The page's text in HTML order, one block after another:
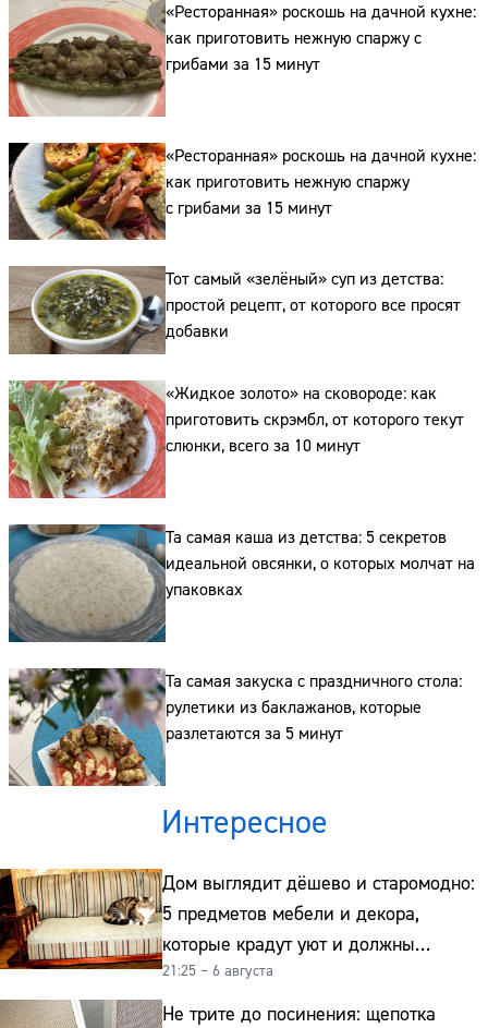
«Ресторанная» роскошь на дачной кухне:
как приготовить нежную спаржу с
грибами за 15 минут
«Ресторанная» роскошь на дачной кухне:
как приготовить нежную спаржу
с грибами за 15 минут
Тот самый «зелёный» суп из детства:
простой рецепт, от которого все просят
добавки
«Жидкое золото» на сковороде: как
приготовить скрэмбл, от которого текут
слюнки, всего за 10 минут
Та самая каша из детства: 5 секретов
идеальной овсянки, о которых молчат на
упаковках
Та самая закуска с праздничного стола:
рулетики из баклажанов, которые
разлетаются за 5 минут
Интересное
Дом выглядит дёшево и старомодно:
5 предметов мебели и декора,
которые крадут уют и должны
отправиться на свалку прямо сейчас
21:25 – 6 августа
Не трите до посинения: щепотка
Сайт: